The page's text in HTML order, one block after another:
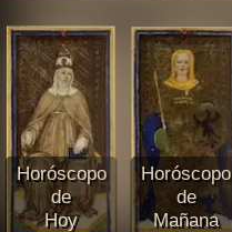
Horóscopo
de
Hoy
Horóscopo
de
Mañana